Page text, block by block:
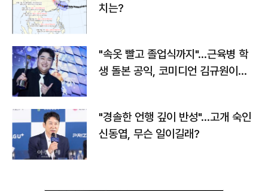
치는?
"속옷 빨고 졸업식까지"…근육병 학
생 돌본 공익, 코미디언 김규원이었
"경솔한 언행 깊이 반성"…고개 숙인
신동엽, 무슨 일이길래?